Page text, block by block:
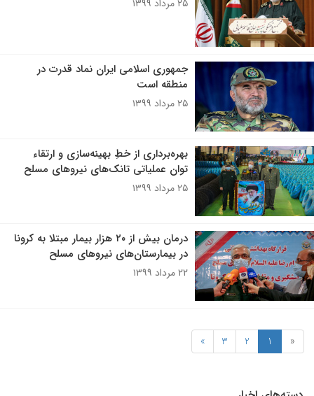
۲۵ مرداد ۱۳۹۹
جمهوری اسلامی ایران نماد قدرت در
منطقه است
۲۵ مرداد ۱۳۹۹
بهره‌برداری از خطِ بهینه‌سازی و ارتقاء
توان عملیاتی تانک‌های نیروهای مسلح
۲۵ مرداد ۱۳۹۹
درمان بیش از ۲۰ هزار بیمار مبتلا به کرونا
در بیمارستان‌های نیروهای مسلح
۲۲ مرداد ۱۳۹۹
«
1
2
3
»